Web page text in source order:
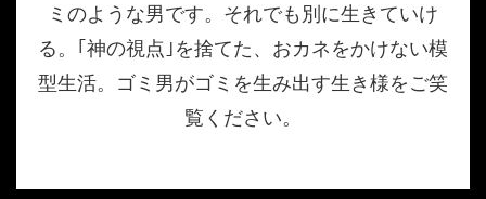
ミのような男です。それでも別に生きていけ
る。｢神の視点｣を捨てた、おカネをかけない模
型生活。ゴミ男がゴミを生み出す生き様をご笑
覧ください。